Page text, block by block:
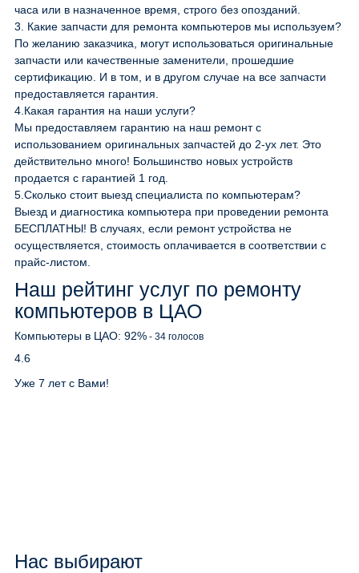
часа или в назначенное время, строго без опозданий.
3.
Какие запчасти для ремонта компьютеров мы используем?
По желанию заказчика, могут использоваться оригинальные
запчасти или качественные заменители, прошедшие
сертификацию. И в том, и в другом случае на все запчасти
предоставляется гарантия.
4. Какая гарантия на наши услуги?
Мы предоставляем гарантию на наш ремонт с
использованием оригинальных запчастей до 2-ух лет. Это
действительно много! Большинство новых устройств
продается с гарантией 1 год.
5. Сколько стоит выезд специалиста по компьютерам?
Выезд и диагностика компьютера при проведении ремонта
БЕСПЛАТНЫ! В случаях, если ремонт устройства не
осуществляется, стоимость оплачивается в соответствии с
прайс-листом.
Наш рейтинг услуг по ремонту
компьютеров в ЦАО
Компьютеры в ЦАО: 92% - 34 голосов
4.6
Уже 7 лет с Вами!
Нас выбирают